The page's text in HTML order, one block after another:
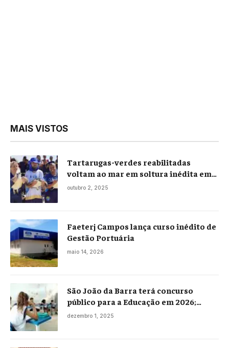
MAIS VISTOS
Tartarugas-verdes reabilitadas
voltam ao mar em soltura inédita em
Praia Seca
outubro 2, 2025
Faeterj Campos lança curso inédito de
Gestão Portuária
maio 14, 2026
São João da Barra terá concurso
público para a Educação em 2026;
projeto já está na Câmara
dezembro 1, 2025